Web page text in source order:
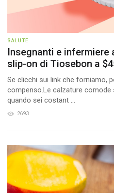
SALUTE
Insegnanti e infermiere
slip-on di Tiosebon a
Se clicchi sui link che forniamo,
compenso.Le calzature comode
quando sei costant ...
2693